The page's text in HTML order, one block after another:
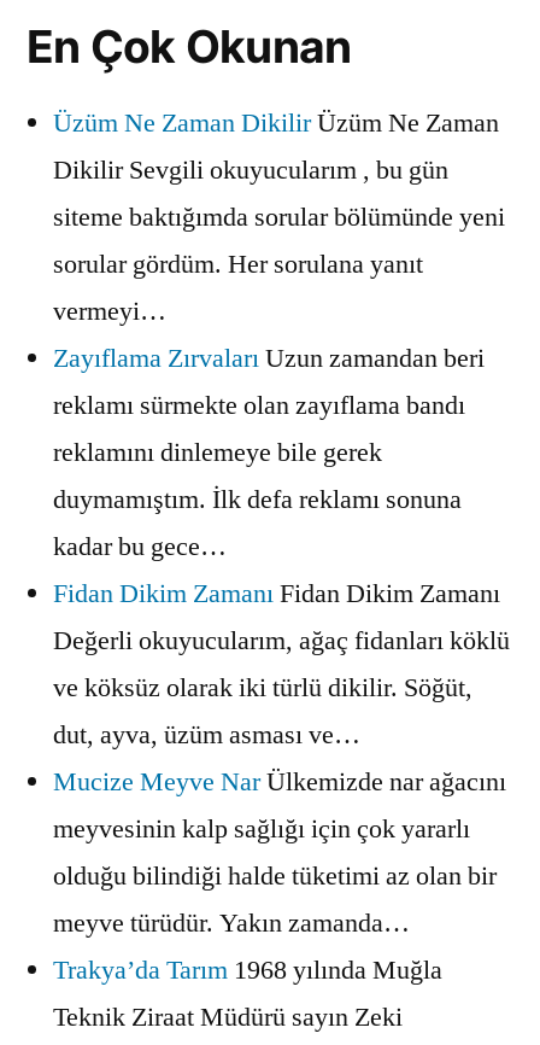
En Çok Okunan
Üzüm Ne Zaman DikilirÜzüm Ne Zaman
Dikilir Sevgili okuyucularım , bu gün
siteme baktığımda sorular bölümünde yeni
sorular gördüm. Her sorulana yanıt
vermeyi…
Zayıflama ZırvalarıUzun zamandan beri
reklamı sürmekte olan zayıflama bandı
reklamını dinlemeye bile gerek
duymamıştım. İlk defa reklamı sonuna
kadar bu gece…
Fidan Dikim ZamanıFidan Dikim Zamanı
Değerli okuyucularım, ağaç fidanları köklü
ve köksüz olarak iki türlü dikilir. Söğüt,
dut, ayva, üzüm asması ve…
Mucize Meyve NarÜlkemizde nar ağacını
meyvesinin kalp sağlığı için çok yararlı
olduğu bilindiği halde tüketimi az olan bir
meyve türüdür. Yakın zamanda…
Trakya’da Tarım 1968 yılında Muğla
Teknik Ziraat Müdürü sayın Zeki